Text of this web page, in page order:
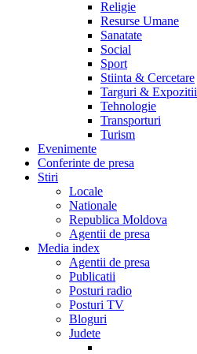
Religie
Resurse Umane
Sanatate
Social
Sport
Stiinta & Cercetare
Targuri & Expozitii
Tehnologie
Transporturi
Turism
Evenimente
Conferinte de presa
Stiri
Locale
Nationale
Republica Moldova
Agentii de presa
Media index
Agentii de presa
Publicatii
Posturi radio
Posturi TV
Bloguri
Judete